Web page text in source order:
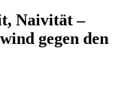
Naivität –
gegen den